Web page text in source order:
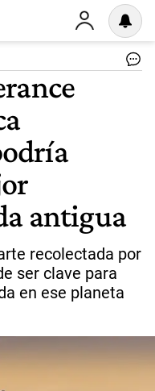
antigua
recolectada por
ser clave para
en ese planeta